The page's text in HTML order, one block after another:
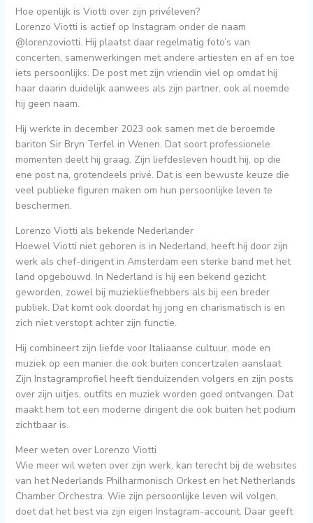
Hoe openlijk is Viotti over zijn privéleven?
Lorenzo Viotti is actief op Instagram onder de naam
@lorenzoviotti. Hij plaatst daar regelmatig foto’s van
concerten, samenwerkingen met andere artiesten en af en toe
iets persoonlijks. De post met zijn vriendin viel op omdat hij
haar daarin duidelijk aanwees als zijn partner, ook al noemde
hij geen naam.
Hij werkte in december 2023 ook samen met de beroemde
bariton Sir Bryn Terfel in Wenen. Dat soort professionele
momenten deelt hij graag. Zijn liefdesleven houdt hij, op die
ene post na, grotendeels privé. Dat is een bewuste keuze die
veel publieke figuren maken om hun persoonlijke leven te
beschermen.
Lorenzo Viotti als bekende Nederlander
Hoewel Viotti niet geboren is in Nederland, heeft hij door zijn
werk als chef-dirigent in Amsterdam een sterke band met het
land opgebouwd. In Nederland is hij een bekend gezicht
geworden, zowel bij muziekliefhebbers als bij een breder
publiek. Dat komt ook doordat hij jong en charismatisch is en
zich niet verstopt achter zijn functie.
Hij combineert zijn liefde voor Italiaanse cultuur, mode en
muziek op een manier die ook buiten concertzalen aanslaat.
Zijn Instagramprofiel heeft tienduizenden volgers en zijn posts
over zijn uitjes, outfits en muziek worden goed ontvangen. Dat
maakt hem tot een moderne dirigent die ook buiten het podium
zichtbaar is.
Meer weten over Lorenzo Viotti
Wie meer wil weten over zijn werk, kan terecht bij de websites
van het Nederlands Philharmonisch Orkest en het Netherlands
Chamber Orchestra. Wie zijn persoonlijke leven wil volgen,
doet dat het best via zijn eigen Instagram-account. Daar geeft